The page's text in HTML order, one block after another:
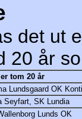
det ut
20 år
tom 20 år
Lundsgaard OK
Seyfart, SK Lundia
Lunds OK